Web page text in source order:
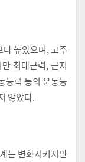
다 높았으며, 고주
최대근력, 근지
능력 등의 운동능
않았다.
는 변화시키지만